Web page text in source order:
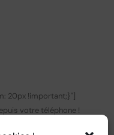
20px !important;}"]
votre téléphone !
fr/app/central-